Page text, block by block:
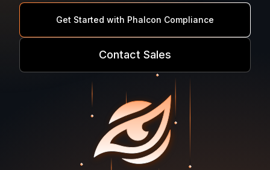
Get Started with Phalcon Compliance
Contact Sales